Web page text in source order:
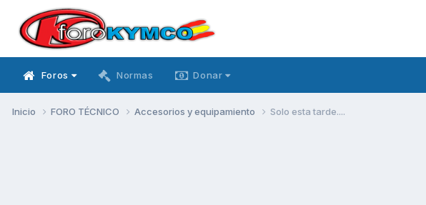
Foros Normas Donar
Inicio FORO TÉCNICO Accesorios y equipamiento Solo esta tarde....